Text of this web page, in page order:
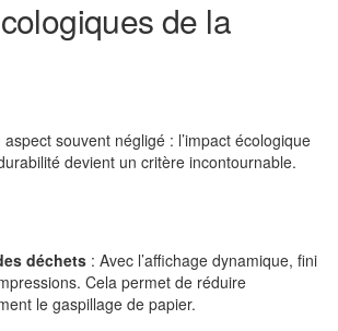
de la
souvent négligé : l’impact écologique
devient un critère incontournable.
déchets : Avec l’affichage dynamique, fini
Cela permet de réduire
le gaspillage de papier.